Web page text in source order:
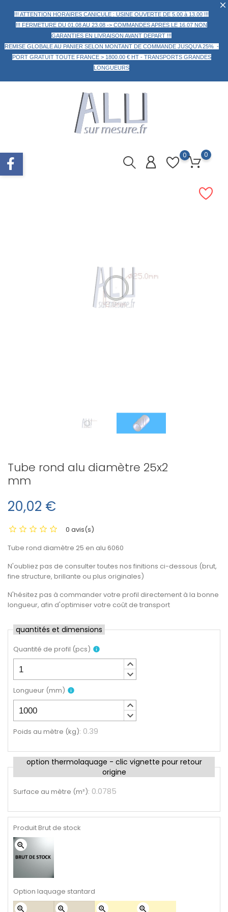
!!! ATTENTION HORAIRES CANICULE : USINE OUVERTE DE 5.00 à 13.00 !!!
!!! FERMETURE DU 01.08 AU 23.08 -> COMMANDES APRES LE 16.07 NON
GARANTIES EN LIVRAISON AVANT DEPART !!!
REMISE GLOBALE AU PANIER SELON MONTANT DE COMMANDE JUSQU'A 25% -
PORT GRATUIT TOUTE FRANCE > 1800.00 € HT - TRANSPORTS GRANDES
LONGUEURS
0 0
Tube rond alu diamètre 25x2
mm
20,02 €
0 avis(s)
Tube rond diamètre 25 en alu 6060
N'oubliez pas de consulter toutes nos finitions ci-dessous (brut,
fine structure, brillante ou plus originales)
N'hésitez pas à commander votre profil directement à la bonne
longueur, afin d'optimiser votre coût de transport
quantités et dimensions
Quantité de profil (pcs) info
keyboard_arrow_up
keyboard_arrow_down
Longueur (mm) info
keyboard_arrow_up
keyboard_arrow_down
Poids au mètre (kg): 0.39
option thermolaquage - clic vignette pour retour
origine
Surface au mètre (m²): 0.0785
Produit Brut de stock
zoom_in
Option laquage stantard
zoom_in zoom_in zoom_in zoom_in